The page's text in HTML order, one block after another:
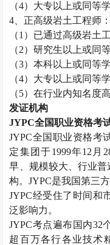
（4）大专以上或同等
4、正高级岩土工程师 ：
（1）已通过高级岩土
（2）研究生以上或同
（3）本科以上或同等
（4）大专以上或同等
（5）在行业内知名度
发证机构
JYPC全国职业资格考
JYPC全国职业资格考
定集团于1999年12月
早、规模较大、行业
构。JYPC是我国第三
JYPC经受住了时间和
泛影响力。
JYPC考点遍布国内32
超百万各行各业技术